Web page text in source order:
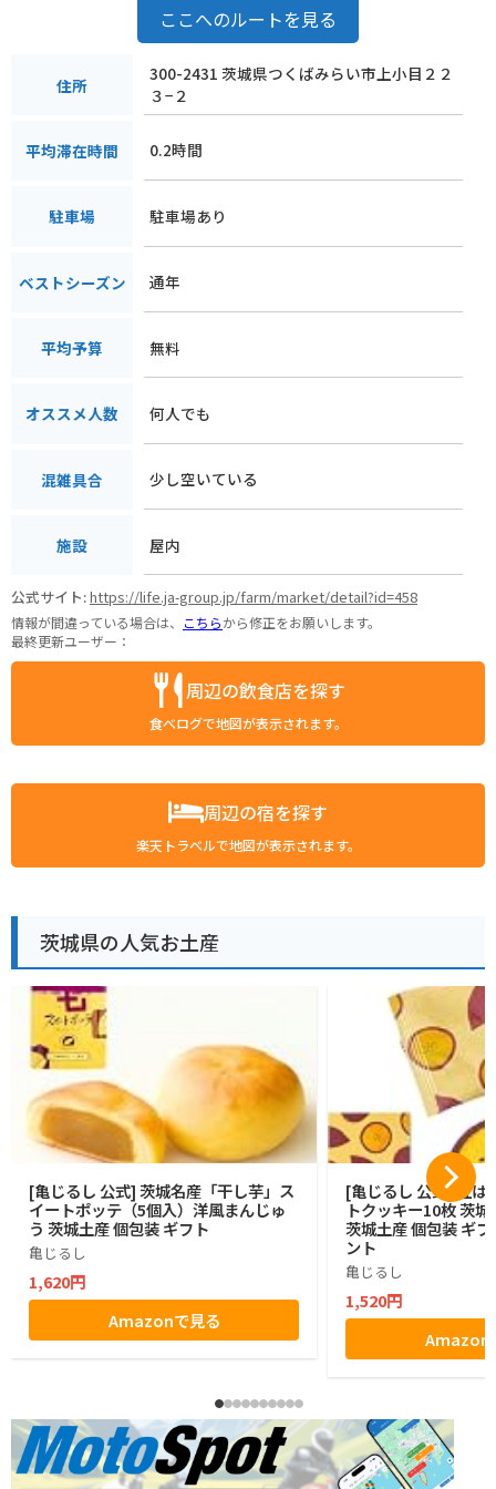
ここへのルートを見る
住所
300-2431 茨城県つくばみらい市上小目２２
３−２
平均滞在時間 0.2時間
駐車場 駐車場あり
ベストシーズン 通年
平均予算 無料
オススメ人数 何人でも
混雑具合 少し空いている
施設 屋内
公式サイト:https://life.ja-group.jp/farm/market/detail?id=458
情報が間違っている場合は、 こちらから修正をお願いします。
最終更新ユーザー：
周辺の飲食店を探す
食べログで地図が表示されます。
周辺の宿を探す
楽天トラベルで地図が表示されます。
茨城県の人気お土産
[亀じるし 公式] 茨城名産「干し芋」ス
イートポッテ（5個入）洋風まんじゅ
う 茨城土産 個包装 ギフト
亀じるし
1,620円
Amazonで見る
[亀じるし 公式] 紅は
トクッキー10枚 茨
茨城土産 個包装 ギ
ント
亀じるし
1,520円
Amazon